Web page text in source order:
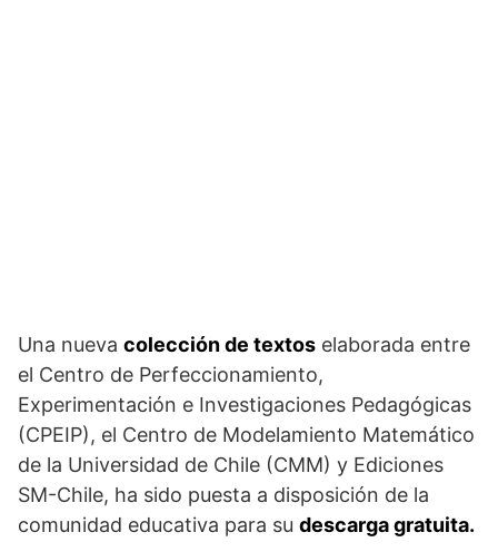
Una nueva colección de textos elaborada entre
el Centro de Perfeccionamiento,
Experimentación e Investigaciones Pedagógicas
(CPEIP), el Centro de Modelamiento Matemático
de la Universidad de Chile (CMM) y Ediciones
SM-Chile, ha sido puesta a disposición de la
comunidad educativa para su descarga gratuita.